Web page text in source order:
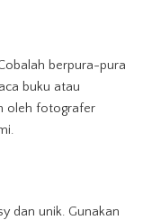
berpura-pura
buku atau
oleh fotografer
dan unik. Gunakan